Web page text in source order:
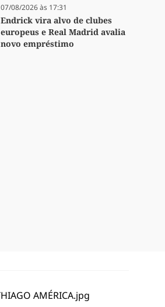
07/08/2026 às 17:31
Endrick vira alvo de clubes
europeus e Real Madrid avalia
novo empréstimo